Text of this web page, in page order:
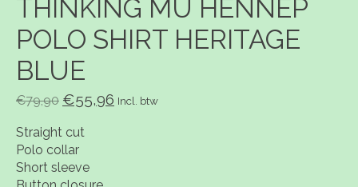
THINKING MU HENNEP
POLO SHIRT HERITAGE
BLUE
€79,90 €55,96 Incl. btw
Straight cut
Polo collar
Short sleeve